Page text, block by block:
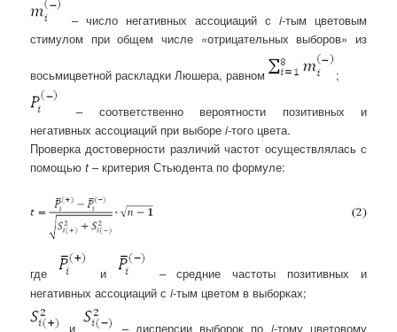
– число негативных ассоциаций с i-тым цветовым
стимулом при общем числе «отрицательных выборов» из
восьмицветной раскладки Люшера, равном ;
– соответственно вероятности позитивных и
негативных ассоциаций при выбореi-того цвета.
Проверка достоверности различий частот осуществлялась с
помощьюt– критерия Стьюдента по формуле:
где и
– средние частоты позитивных и
негативных ассоциаций сi-тым цветом в выборках;
и – дисперсии выборок по i-тому цветовому